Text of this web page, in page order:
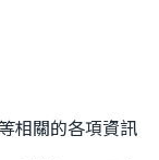
相關的各項資訊